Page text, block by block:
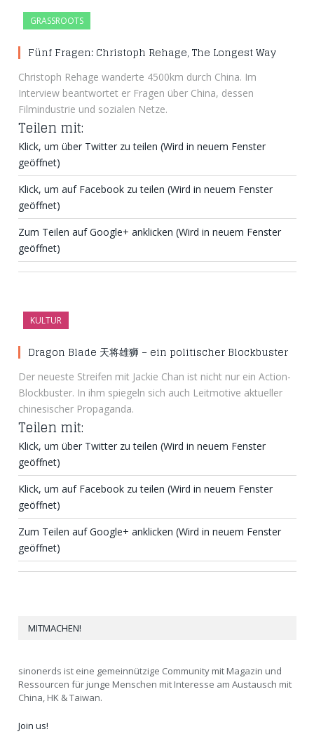
GRASSROOTS
Fünf Fragen: Christoph Rehage, The Longest Way
Christoph Rehage wanderte 4500km durch China. Im
Interview beantwortet er Fragen über China, dessen
Filmindustrie und sozialen Netze.
Teilen mit:
Klick, um über Twitter zu teilen (Wird in neuem Fenster
geöffnet)
Klick, um auf Facebook zu teilen (Wird in neuem Fenster
geöffnet)
Zum Teilen auf Google+ anklicken (Wird in neuem Fenster
geöffnet)
KULTUR
Dragon Blade 天将雄狮 – ein politischer Blockbuster
Der neueste Streifen mit Jackie Chan ist nicht nur ein Action-
Blockbuster. In ihm spiegeln sich auch Leitmotive aktueller
chinesischer Propaganda.
Teilen mit:
Klick, um über Twitter zu teilen (Wird in neuem Fenster
geöffnet)
Klick, um auf Facebook zu teilen (Wird in neuem Fenster
geöffnet)
Zum Teilen auf Google+ anklicken (Wird in neuem Fenster
geöffnet)
MITMACHEN!
sinonerds ist eine gemeinnützige Community mit Magazin und
Ressourcen für junge Menschen mit Interesse am Austausch mit
China, HK & Taiwan.
Join us!